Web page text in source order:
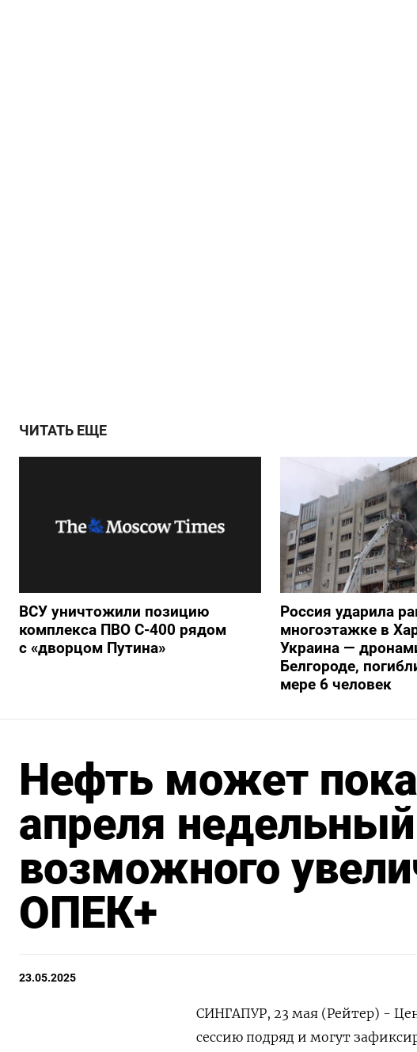
ЧИТАТЬ ЕЩЕ
ВСУ уничтожили позицию
комплекса ПВО С-400 рядом
с «дворцом Путина»
Россия ударила
многоэтажке в
Украина —
Белгороде,
мере 6 человек
Нефть может
апреля
возможного
ОПЕК+
23.05.2025
СИНГАПУР, 23 мая (Рейтер) -
сессию подряд и могут